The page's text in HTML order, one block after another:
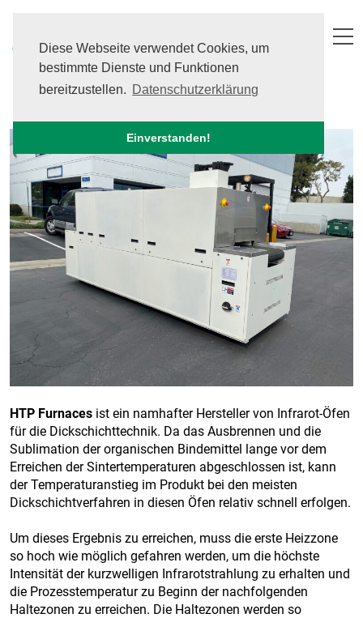
Diese Webseite verwendet Cookies, um
bestimmte Dienste und Funktionen
bereitzustellen. Datenschutzerklärung
Einverstanden!
content
Dickschicht-Einbrennöfen
HTP Furnaces ist ein namhafter Hersteller von Infrarot-Öfen
für die Dickschichttechnik. Da das Ausbrennen und die
Sublimation der organischen Bindemittel lange vor dem
Erreichen der Sintertemperaturen abgeschlossen ist, kann
der Temperaturanstieg im Produkt bei den meisten
Dickschichtverfahren in diesen Öfen relativ schnell erfolgen.
Um dieses Ergebnis zu erreichen, muss die erste Heizzone
so hoch wie möglich gefahren werden, um die höchste
Intensität der kurzwelligen Infrarotstrahlung zu erhalten und
die Prozesstemperatur zu Beginn der nachfolgenden
Haltezonen zu erreichen. Die Haltezonen werden so